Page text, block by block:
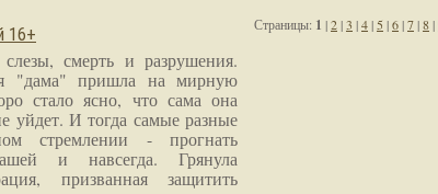
16+
смерть и разрушения.
"дама" пришла на мирную
стало ясно, что сама она
уйдет. И тогда самые разные
стремлении - прогнать
и навсегда. Грянула
призванная защитить
Страницы: 1 |2|3 |4| 5 |6|7|8|